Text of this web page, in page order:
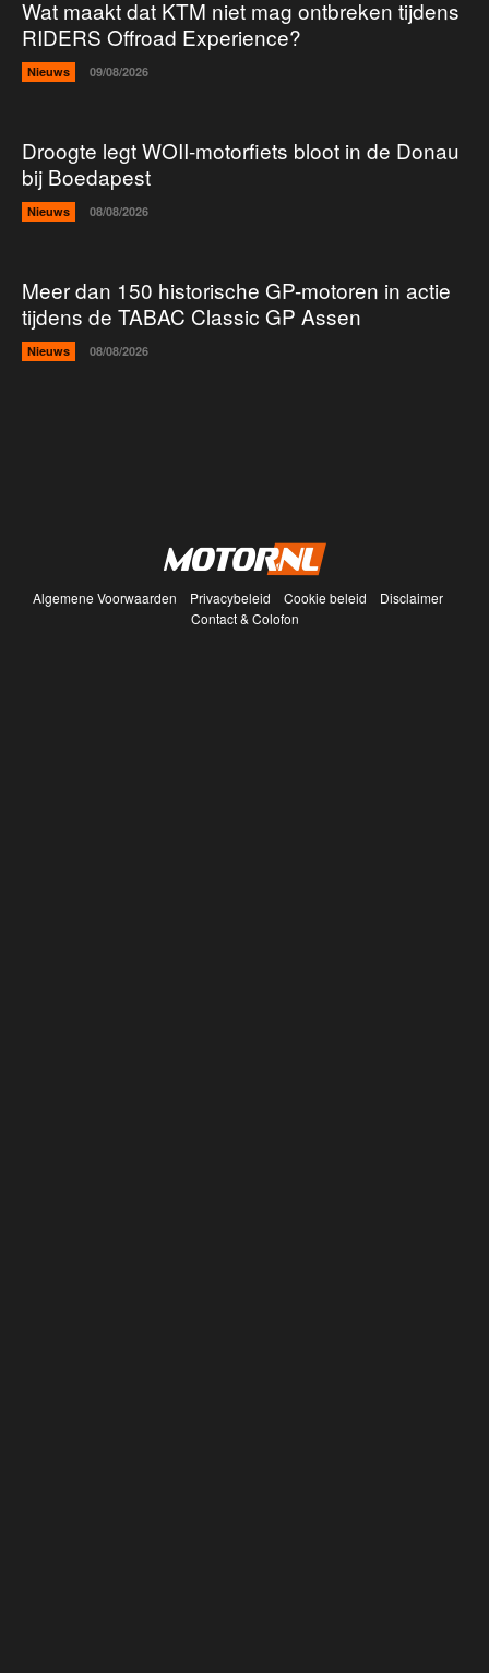
Wat maakt dat KTM niet mag ontbreken tijdens
RIDERS Offroad Experience?
Nieuws 09/08/2026
Droogte legt WOII-motorfiets bloot in de Donau
bij Boedapest
Nieuws 08/08/2026
Meer dan 150 historische GP-motoren in actie
tijdens de TABAC Classic GP Assen
Nieuws 08/08/2026
Algemene Voorwaarden Privacybeleid Cookie beleid
Disclaimer
Contact & Colofon